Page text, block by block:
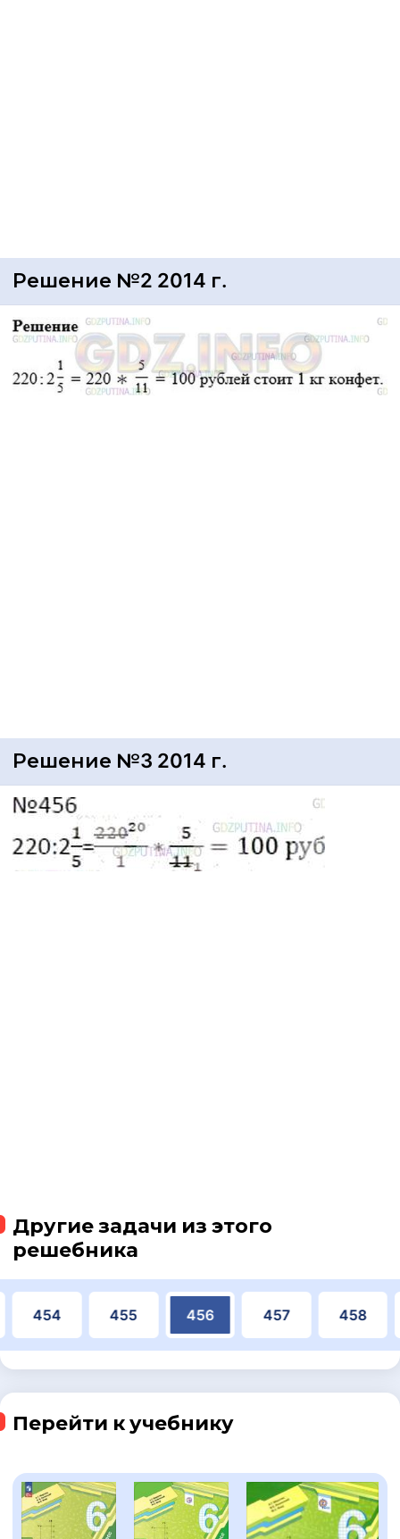
Решение №2 2014 г.
Решение №3 2014 г.
Другие задачи из этого
решебника
454 455 456 457 458
Перейти к учебнику